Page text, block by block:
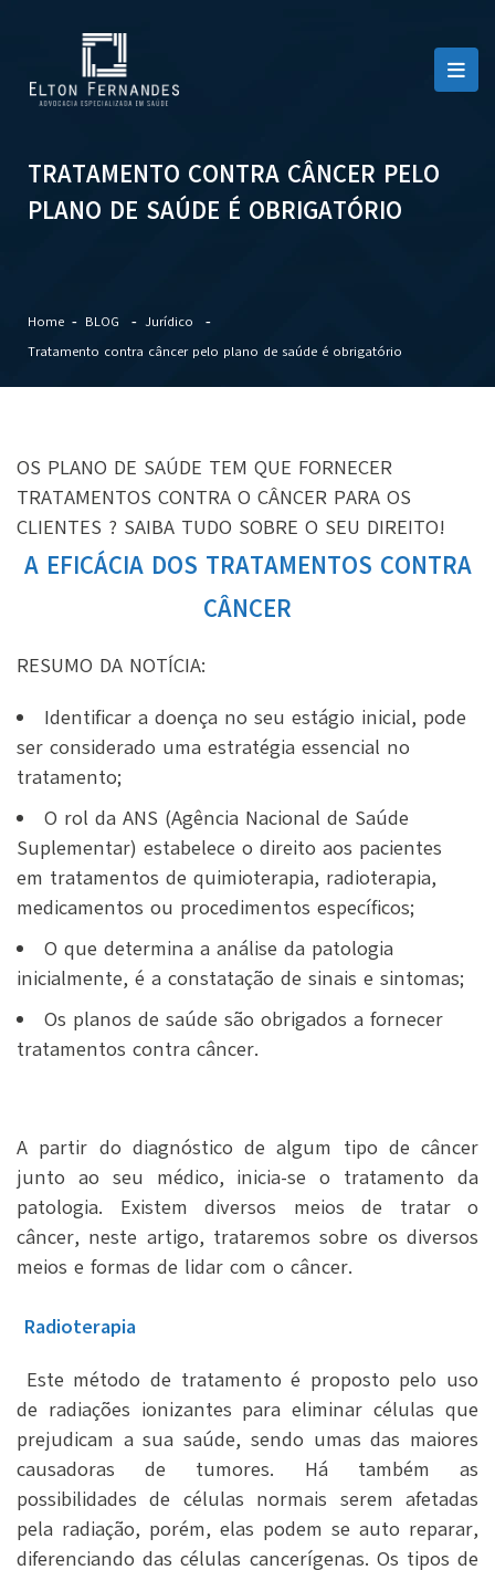
TRATAMENTO CONTRA CÂNCER PELO
PLANO DE SAÚDE É OBRIGATÓRIO
Home BLOG
Jurídico
Tratamento contra câncer pelo plano de saúde é obrigatório
OS PLANO DE SAÚDE TEM QUE FORNECER
TRATAMENTOS CONTRA O CÂNCER PARA OS
CLIENTES ? SAIBA TUDO SOBRE O SEU DIREITO!
A EFICÁCIA DOS TRATAMENTOS CONTRA
CÂNCER
RESUMO DA NOTÍCIA:
Identificar a doença no seu estágio inicial, pode
ser considerado uma estratégia essencial no
tratamento;
O rol da ANS (Agência Nacional de Saúde
Suplementar) estabelece o direito aos pacientes
em tratamentos de quimioterapia, radioterapia,
medicamentos ou procedimentos específicos;
O que determina a análise da patologia
inicialmente, é a constatação de sinais e sintomas;
Os planos de saúde são obrigados a fornecer
tratamentos contra câncer.
A partir do diagnóstico de algum tipo de câncer
junto ao seu médico, inicia-se o tratamento da
patologia. Existem diversos meios de tratar o
câncer, neste artigo, trataremos sobre os diversos
meios e formas de lidar com o câncer.
Radioterapia
Este método de tratamento é proposto pelo uso
de radiações ionizantes para eliminar células que
prejudicam a sua saúde, sendo umas das maiores
causadoras de tumores. Há também as
possibilidades de células normais serem afetadas
pela radiação, porém, elas podem se auto reparar,
diferenciando das células cancerígenas. Os tipos de